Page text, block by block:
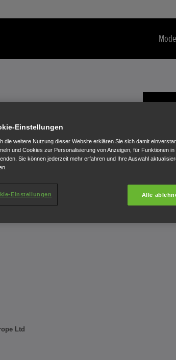
Ltd
Einstellungen
die weitere Nutzung dieser Website erklären Sie sich damit
und Cookies zur Personalisierung von Anzeigen, für Funktionen
Sie können jederzeit mehr erfahren und Ihre Auswahl
Alle
Einstellungen